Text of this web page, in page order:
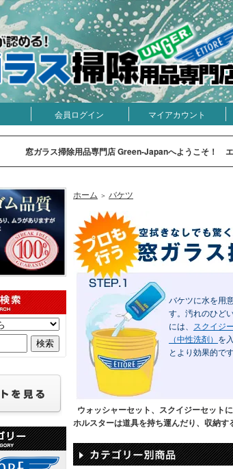
会員ログイン マイアカウント
窓ガラス掃除用品専門店 Green-Japanへようこそ！
ホーム ＞ バケツ
バケツに水を用
す。汚れのひど
には、
スクイジ
（中性洗剤） を
とより効果的です
ウォッシャーセット、スクイジーセット
ホルスターは道具を持ち運んだり、収納す